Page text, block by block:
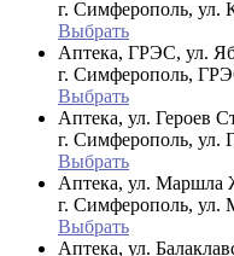
г. Симферополь, ул.
Выбрать
Аптека, ГРЭС, ул.
г. Симферополь,
Выбрать
Аптека, ул. Героев
г. Симферополь, ул.
Выбрать
Аптека, ул. Маршла
г. Симферополь, ул.
Выбрать
Аптека, ул.